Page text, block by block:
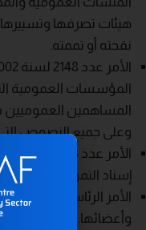
هيئات تصرفها
نقحته أو تممته.
الأمر عدد 2148 لسنة
المؤسسات العمومية
المساهمين العموميين
وعلى جميع النصوص
الأمر عدد 5183 لسنة 2013 المؤرخ في
إسناد التمويل العمومي
الأمر الرئاسي عدد 19 لسنة
وأعضائها